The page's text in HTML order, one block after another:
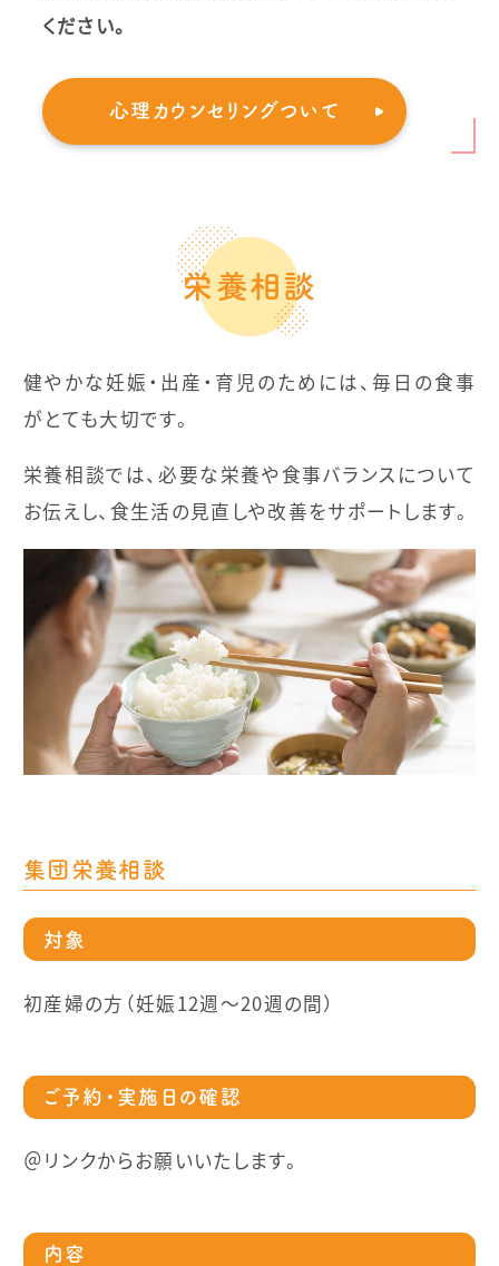
ください。
心理カウンセリングついて
栄養相談
健やかな妊娠・出産・育児のためには、毎日の食事
がとても大切です。
栄養相談では、必要な栄養や食事バランスについて
お伝えし、食生活の見直しや改善をサポートします。
集団栄養相談
対象
初産婦の方（妊娠12週～20週の間）
ご予約・実施日の確認
＠リンクからお願いいたします。
内容